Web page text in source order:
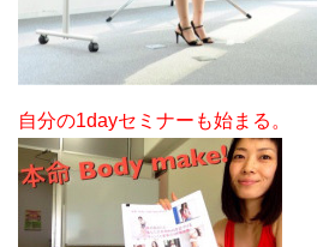
自分の1dayセミナーも始まる。